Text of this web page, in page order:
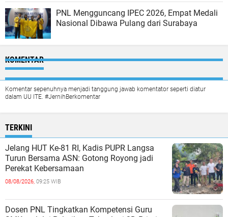
PNL Mengguncang IPEC 2026, Empat Medali
Nasional Dibawa Pulang dari Surabaya
KOMENTAR
Komentar sepenuhnya menjadi tanggung jawab komentator seperti diatur
dalam UU ITE. #JernihBerkomentar
TERKINI
Jelang HUT Ke-81 RI, Kadis PUPR Langsa
Turun Bersama ASN: Gotong Royong jadi
Perekat Kebersamaan
08/08/2026, 09:25 WIB
Dosen PNL Tingkatkan Kompetensi Guru